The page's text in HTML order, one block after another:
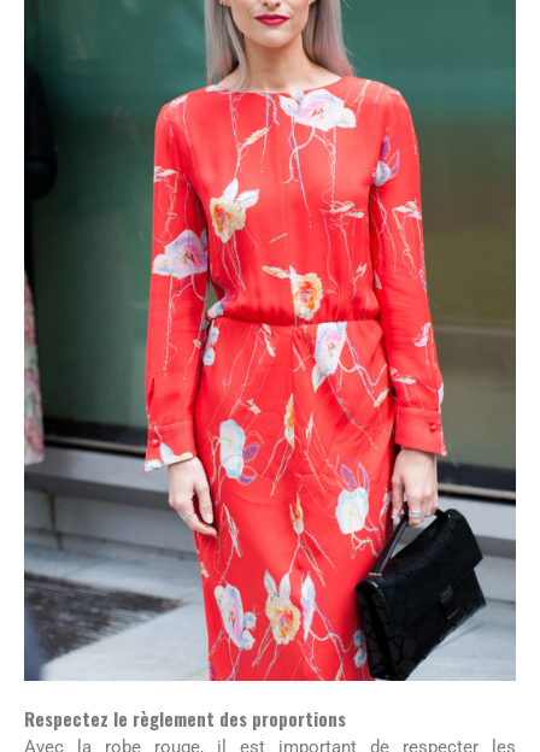
Respectez le règlement des proportions
Avec la robe rouge, il est important de respecter les